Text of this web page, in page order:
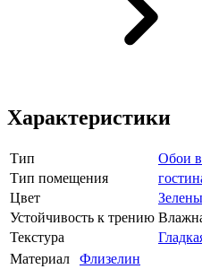
Характеристики
Тип
Обои
Тип помещения
Цвет
Устойчивость к трению
Текстура
Материал
Флизелин